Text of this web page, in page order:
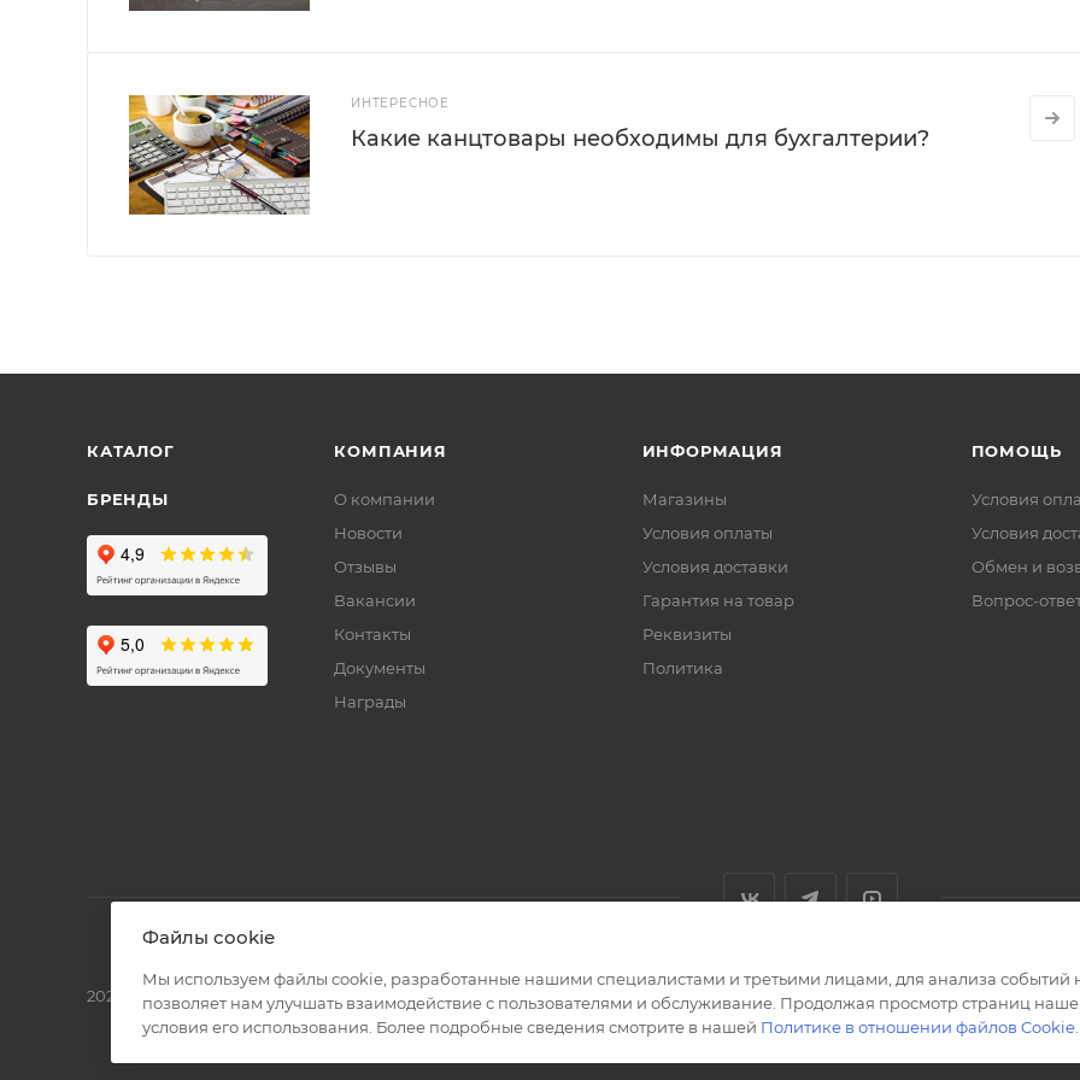
ИНТЕРЕСНОЕ
Какие канцтовары необходимы для бухгалтерии?
КАТАЛОГ
БРЕНДЫ
КОМПАНИЯ
О компании
Новости
Отзывы
Вакансии
Контакты
Документы
Награды
ИНФОРМАЦИЯ
Магазины
Условия оплаты
Условия доставки
Гарантия на товар
Реквизиты
Политика
ПОМОЩЬ
Условия
Условия
Обмен и
Вопрос-
2026 © Полиграф кит - интернет-магазин
Файлы cookie
Мы используем файлы cookie, разработанные нашими специалистами и третьими лицами, для анализа событий
позволяет нам улучшать взаимодействие с пользователями и обслуживание. Продолжая просмотр страниц
условия его использования. Более подробные сведения смотрите в нашей Политике в отношении файлов Cookie